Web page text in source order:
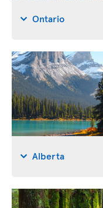
Ontario
Alberta